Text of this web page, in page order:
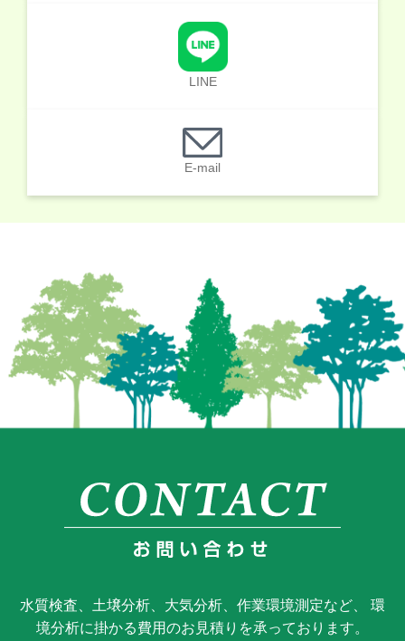
LINE
E-mail
水質検査、土壌分析、大気分析、作業環境測定など、 環
境分析に掛かる費用のお見積りを承っております。